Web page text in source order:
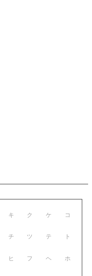
キ ク ケ コ
チ ツ テ ト
ヒ フ ヘ ホ